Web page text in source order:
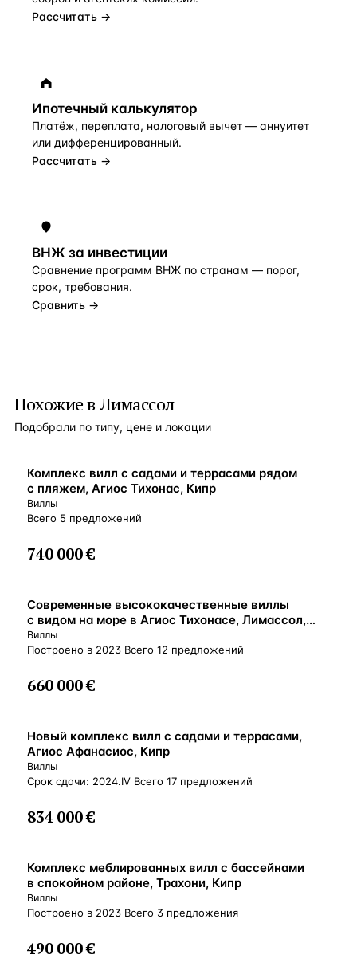
Рассчитать →
Ипотечный калькулятор
Платёж, переплата, налоговый вычет — аннуитет
или дифференцированный.
Рассчитать →
ВНЖ за инвестиции
Сравнение программ ВНЖ по странам — порог,
срок, требования.
Сравнить →
Похожие в Лимассол
Подобрали по типу, цене и локации
ВНЖ
Комплекс вилл с садами и террасами рядом
с пляжем, Агиос Тихонас, Кипр
Виллы
Всего 5 предложений
740 000 €
ВНЖ
Современные высококачественные виллы
с видом на море в Агиос Тихонасе, Лимассол,
Кипр
Виллы
Построено в 2023 Всего 12 предложений
660 000 €
ВНЖ
Новый комплекс вилл с садами и террасами,
Агиос Афанасиос, Кипр
Виллы
Срок сдачи: 2024.IV Всего 17 предложений
834 000 €
ВНЖ
Комплекс меблированных вилл с бассейнами
в спокойном районе, Трахони, Кипр
Виллы
Построено в 2023 Всего 3 предложения
490 000 €